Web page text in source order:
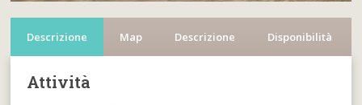
Descrizione Map Descrizione Disponibilità
Attività